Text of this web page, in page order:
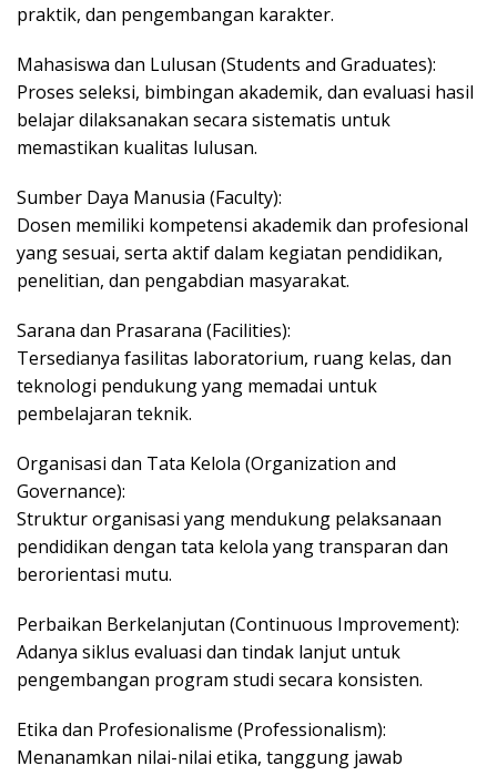
praktik, dan pengembangan karakter.
Mahasiswa dan Lulusan (Students and Graduates):
Proses seleksi, bimbingan akademik, dan evaluasi hasil
belajar dilaksanakan secara sistematis untuk
memastikan kualitas lulusan.
Sumber Daya Manusia (Faculty):
Dosen memiliki kompetensi akademik dan profesional
yang sesuai, serta aktif dalam kegiatan pendidikan,
penelitian, dan pengabdian masyarakat.
Sarana dan Prasarana (Facilities):
Tersedianya fasilitas laboratorium, ruang kelas, dan
teknologi pendukung yang memadai untuk
pembelajaran teknik.
Organisasi dan Tata Kelola (Organization and
Governance):
Struktur organisasi yang mendukung pelaksanaan
pendidikan dengan tata kelola yang transparan dan
berorientasi mutu.
Perbaikan Berkelanjutan (Continuous Improvement):
Adanya siklus evaluasi dan tindak lanjut untuk
pengembangan program studi secara konsisten.
Etika dan Profesionalisme (Professionalism):
Menanamkan nilai-nilai etika, tanggung jawab